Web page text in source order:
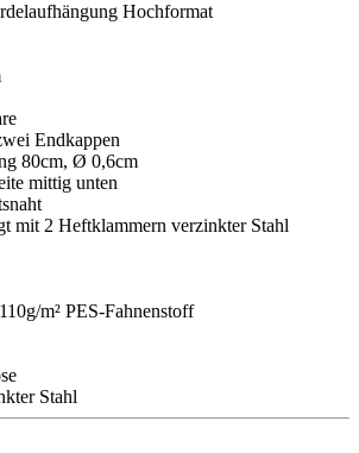
Hochformat
Endkappen
80cm, Ø 0,6cm
mittig unten
mit 2 Heftklammern verzinkter Stahl
m² PES-Fahnenstoff
Stahl